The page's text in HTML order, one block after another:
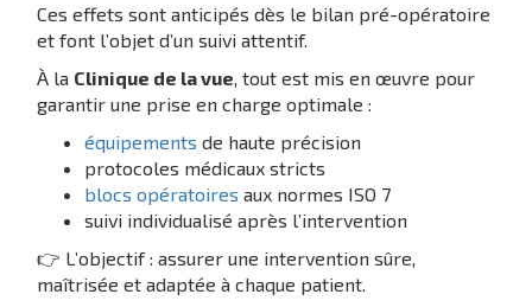
Ces effets sont anticipés dès le bilan pré-opératoire
et font l’objet d’un suivi attentif.
À la Clinique de la vue, tout est mis en œuvre pour
garantir une prise en charge optimale :
équipements de haute précision
protocoles médicaux stricts
blocs opératoires aux normes ISO 7
suivi individualisé après l’intervention
👉 L’objectif : assurer une intervention sûre,
maîtrisée et adaptée à chaque patient.